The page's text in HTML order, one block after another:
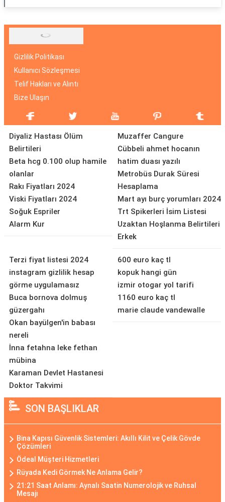
Gizlilik Politikası
Kullanıcı Sözleşmesi
Telif Hakları ve Alıntı
Bize Ulaşın
Diyaliz Hastası Ölüm
Belirtileri
Beta hcg 0.100 olup hamile
olanlar
Rakı Fiyatları 2024
Viski Fiyatları 2024
Soğuk Espriler
Alarm Kur
Muzaffer Cangure
Cübbeli ahmet hocanın
hatim duası yazılı
Metrobüs Durak Süresi
Hesaplama
Mart ayı burç yorumları 2024
Trt Spikerleri İsim Listesi
Uzaktan Hoşlanma Belirtileri
Erkek
Terzi fiyat listesi 2024
instagram gizlilik hesap
görme uygulamasız
Buca bornova dolmuş
güzergahı
Okan bayülgen'in babası
nereli
İnna fetahna leke fethan
mübina
Karaman Devlet Hastanesi
Doktor Takvimi
600 euro kaç tl
kopuk hangi gün
izmir otogar yol tarifi
1160 euro kaç tl
marie claude vandewalle
SON BAŞLIKLAR
Bina Kapısı Güvenlik Sistemleri: Akıllı Kilit ve Çelik Gövde
Çözümleri
Ödeal Müşteri Hizmetleri
Rüyada Kedi Görmek Ne Anlama Gelir?
21:21 Saat Anlamı: Aynalı Saatin Numerolojik ve Ruhsal
Mesajı